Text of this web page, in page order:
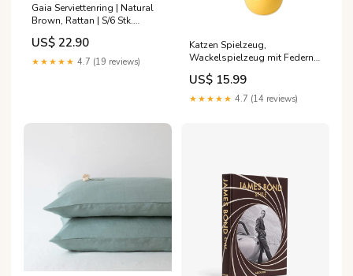
Gaia Serviettenring | Natural
Brown, Rattan | S/6 Stk.
Desinfektionsmittel
US$ 22.90
★★★★★ 4.7 (19 reviews)
Katzen Spielzeug,
Wackelspielzeug mit Federn
und Katzenminze-Kugel, Spaß
und Entspannung für Katzen
in Gelb, Blau und Rosa
US$ 15.99
★★★★★ 4.7 (14 reviews)